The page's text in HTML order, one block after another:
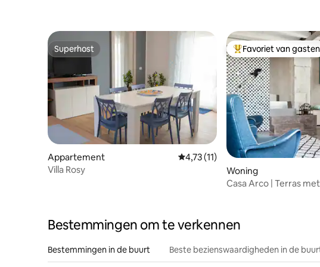
Superhost
Superhost
Appartement Gemiddelde beoordeling van 4,73
4,73 (11)
Villa Rosy
Topfavoriet van
Favoriet van gasten
Woning
Casa Arco | Terras
Bestemmingen om te verkennen
Bestemmingen in de buurt Beste bezienswaardigheden in de